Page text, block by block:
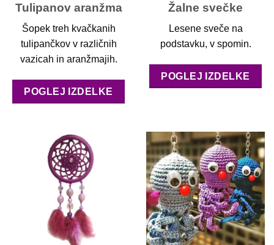
Tulipanov aranžma
Šopek treh kvačkanih
tulipančkov v različnih
vazicah in aranžmajih.
POGLEJ IZDELKE
Žalne svečke
Lesene sveče na
podstavku, v spomin.
POGLEJ IZDELKE